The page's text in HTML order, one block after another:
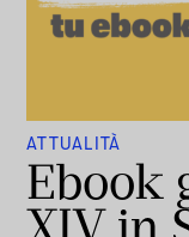
ATTUALITÀ
Ebook
XIV in